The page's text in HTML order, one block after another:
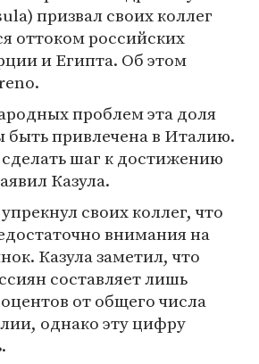
призвал своих коллег
оттоком российских
и Египта. Об этом
проблем эта доля
быть привлечена в Италию.
шаг к достижению
Казула.
своих коллег, что
внимания на
Казула заметил, что
составляет лишь
от общего числа
однако эту цифру